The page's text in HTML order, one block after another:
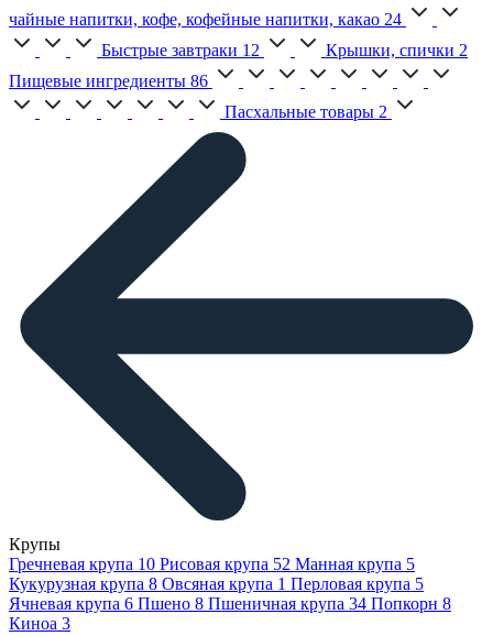
чайные напитки, кофе, кофейные напитки, какао 24
Быстрые завтраки 12 Крышки, спички 2
Пищевые ингредиенты 86
Пасхальные товары 2
Крупы
Гречневая крупа 10 Рисовая крупа 52 Манная крупа 5
Кукурузная крупа 8 Овсяная крупа 1 Перловая крупа 5
Ячневая крупа 6 Пшено 8 Пшеничная крупа 34 Попкорн 8
Киноа 3